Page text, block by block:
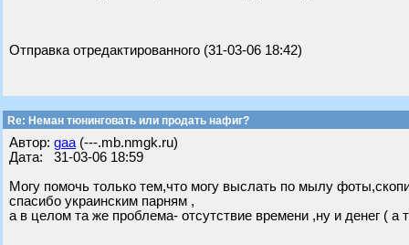
Отправка отредактированного (31-03-06 18:42)
Re: Неман тюнинговать или продать нафиг?
Автор: gaa (---.mb.nmgk.ru)
Дата: 31-03-06 18:59
Могу помочь только тем,что могу выслать по мылу
спасибо украинским парням ,
а в целом та же проблема- отсутствие времени ,ну и денег ( а